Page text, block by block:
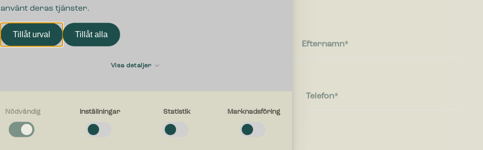
använt deras tjänster.
Tillåt urval Tillåt alla
Visa detaljer
cookies låter dig använda webbplatsen genom att aktivera grundläggande
Nödvändig Inställningar Statistik Marknadsföring
ditt företag. Vi
Efternamn
Telefon